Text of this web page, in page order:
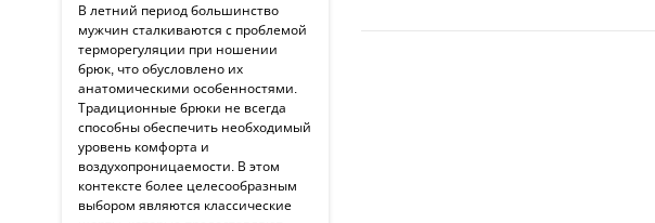
В летний период большинство
мужчин сталкиваются с проблемой
терморегуляции при ношении
брюк, что обусловлено их
анатомическими особенностями.
Традиционные брюки не всегда
способны обеспечить необходимый
уровень комфорта и
воздухопроницаемости. В этом
контексте более целесообразным
выбором являются классические